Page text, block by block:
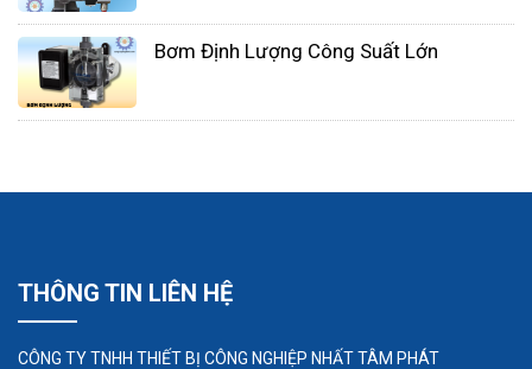
Màng chắn PTFE tinh khiết: Nó được xử lý toàn bộ
bằng PTFE đã sửa đổi, và chi phí tương đối cao. Sự
Bơm Định Lượng Công Suất Lớn
THÔNG TIN LIÊN HỆ
CÔNG TY TNHH THIẾT BỊ CÔNG NGHIỆP NHẤT TÂM PHÁT